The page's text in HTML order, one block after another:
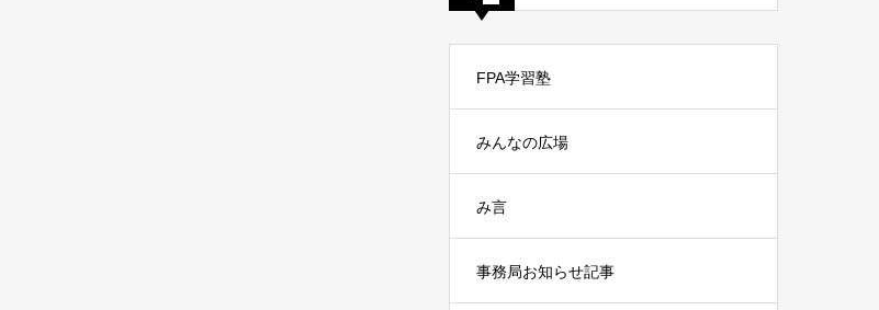
FPA学習塾
みんなの広場
み言
事務局お知らせ記事